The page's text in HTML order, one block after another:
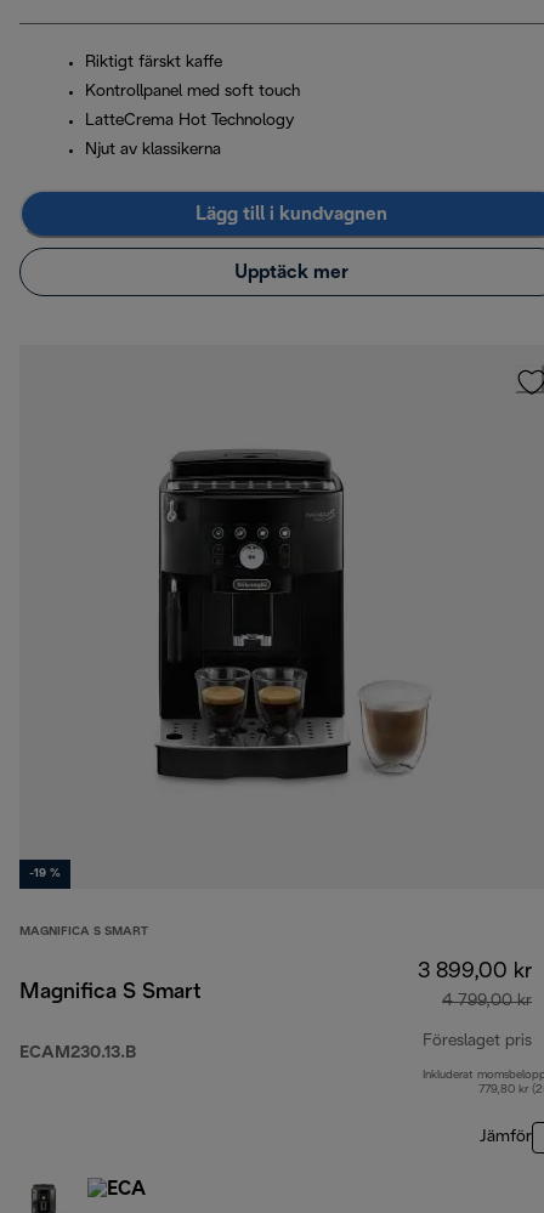
Riktigt färskt kaffe
Kontrollpanel med soft touch
LatteCrema Hot Technology
Njut av klassikerna
Lägg till i kundvagnen
Upptäck mer
-19 %
MAGNIFICA S SMART
Magnifica S Smart
ECAM230.13.B
3 899,00 kr
4 799,00 kr
Föreslaget pris
Inkluderat
779,80 kr
Jämför